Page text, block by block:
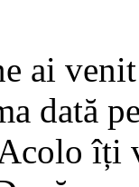
ai
dată
îți